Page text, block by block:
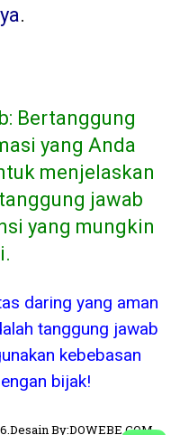
.
Bertanggung
yang Anda
menjelaskan
jawab
yang mungkin
daring yang aman
tanggung jawab
kebebasan
bijak!
By:DOWEBE.COM